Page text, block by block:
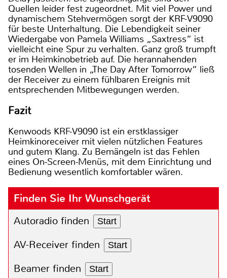
Quellen leider fest zugeordnet. Mit viel Power und
dynamischem Stehvermögen sorgt der KRF-V9090
für beste Unterhaltung. Die Lebendigkeit seiner
Wiedergabe von Pamela Williams „Saxtress“ ist
vielleicht eine Spur zu verhalten. Ganz groß trumpft
er im Heimkinobetrieb auf. Die herannahenden
tosenden Wellen in „The Day After Tomorrow“ ließ
der Receiver zu einem fühlbaren Ereignis mit
entsprechenden Mitbewegungen werden.
Fazit
Kenwoods KRF-V9090 ist ein erstklassiger
Heimkinoreceiver mit vielen nützlichen Features
und gutem Klang. Zu Bemängeln ist das Fehlen
eines On-Screen-Menüs, mit dem Einrichtung und
Bedienung wesentlich komfortabler wären.
Finden Sie Ihr Wunschgerät
Autoradio finden Start
AV-Receiver finden Start
Beamer finden Start